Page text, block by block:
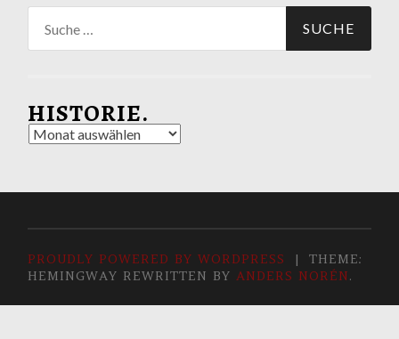
nach:
HISTORIE.
Historie.
PROUDLY POWERED BY WORDPRESS |
THEME:
HEMINGWAY REWRITTEN BYANDERS NORÉN.